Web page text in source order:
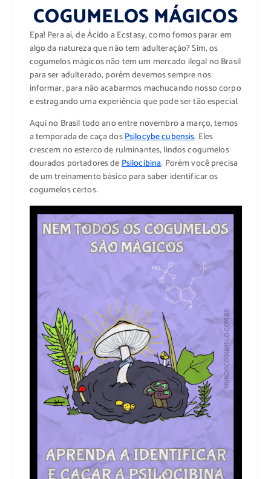
COGUMELOS MÁGICOS
Epa! Pera aí, de Ácido a Ecstasy, como fomos parar em
algo da natureza que não tem adulteração? Sim, os
cogumelos mágicos não tem um mercado ilegal no Brasil
para ser adulterado, porém devemos sempre nos
informar, para não acabarmos machucando nosso corpo
e estragando uma experiência que pode ser tão especial.
Aqui no Brasil todo ano entre novembro a março, temos
a temporada de caça dosPsilocybecubensis. Eles
crescem no esterco de rulminantes, lindos cogumelos
dourados portadores dePsilocibina. Porém você precisa
de um treinamento básico para saber identificar os
cogumelos certos.